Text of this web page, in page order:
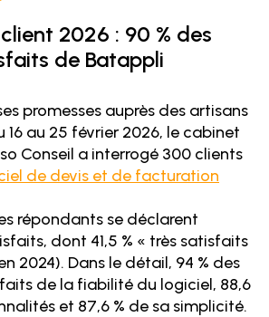
2026 : 90 % des
de Batappli
promesses auprès des artisans
16 au 25 février 2026, le cabinet
Conseil a interrogé 300 clients
de devis et de facturation
répondants se déclarent
dont 41,5 % « très satisfaits
2024). Dans le détail, 94 % des
de la fiabilité du logiciel, 88,6
et 87,6 % de sa simplicité.